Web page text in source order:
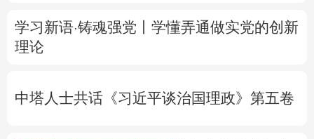
陕西
学习新语·铸魂强党丨学懂弄通做实党的创新
理论
中塔人士共话《习近平谈治国理政》第五卷